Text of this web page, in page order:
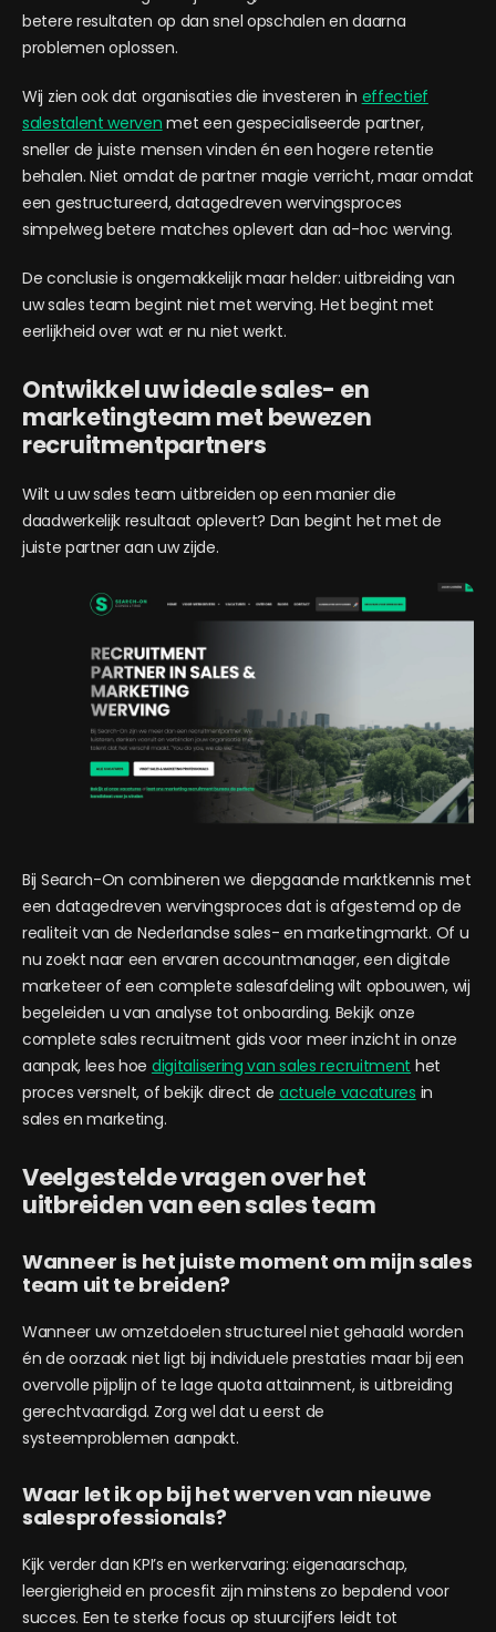
betere resultaten op dan snel opschalen en daarna
problemen oplossen.
Wij zien ook dat organisaties die investeren in effectief
salestalent werven met een gespecialiseerde partner,
sneller de juiste mensen vinden én een hogere retentie
behalen. Niet omdat de partner magie verricht, maar omdat
een gestructureerd, datagedreven wervingsproces
simpelweg betere matches oplevert dan ad-hoc werving.
De conclusie is ongemakkelijk maar helder: uitbreiding van
uw sales team begint niet met werving. Het begint met
eerlijkheid over wat er nu niet werkt.
Ontwikkel uw ideale sales- en
marketingteam met bewezen
recruitmentpartners
Wilt u uw sales team uitbreiden op een manier die
daadwerkelijk resultaat oplevert? Dan begint het met de
juiste partner aan uw zijde.
Bij Search-On combineren we diepgaande marktkennis met
een datagedreven wervingsproces dat is afgestemd op de
realiteit van de Nederlandse sales- en marketingmarkt. Of u
nu zoekt naar een ervaren accountmanager, een digitale
marketeer of een complete salesafdeling wilt opbouwen, wij
begeleiden u van analyse tot onboarding. Bekijk onze
complete sales recruitment gids voor meer inzicht in onze
aanpak, lees hoe digitalisering van sales recruitment het
proces versnelt, of bekijk direct de actuele vacatures in
sales en marketing.
Veelgestelde vragen over het
uitbreiden van een sales team
Wanneer is het juiste moment om mijn sales
team uit te breiden?
Wanneer uw omzetdoelen structureel niet gehaald worden
én de oorzaak niet ligt bij individuele prestaties maar bij een
overvolle pijplijn of te lage quota attainment, is uitbreiding
gerechtvaardigd. Zorg wel dat u eerst de
systeemproblemen aanpakt.
Waar let ik op bij het werven van nieuwe
salesprofessionals?
Kijk verder dan KPI’s en werkervaring: eigenaarschap,
leergierigheid en procesfit zijn minstens zo bepalend voor
succes. Een te sterke focus op stuurcijfers leidt tot